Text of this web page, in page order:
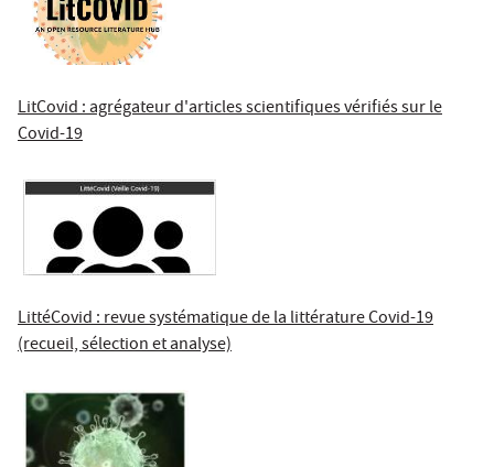
LitCovid : agrégateur d'articles scientifiques vérifiés sur le
Covid-19
LittéCovid : revue systématique de la littérature Covid-19
(recueil, sélection et analyse)